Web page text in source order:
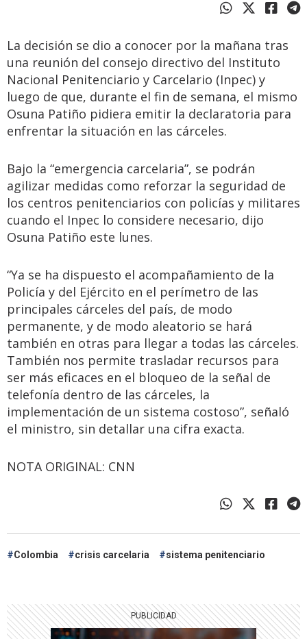
La decisión se dio a conocer por la mañana tras
una reunión del consejo directivo del Instituto
Nacional Penitenciario y Carcelario (Inpec) y
luego de que, durante el fin de semana, el mismo
Osuna Patiño pidiera emitir la declaratoria para
enfrentar la situación en las cárceles.
Bajo la “emergencia carcelaria”, se podrán
agilizar medidas como reforzar la seguridad de
los centros penitenciarios con policías y militares
cuando el Inpec lo considere necesario, dijo
Osuna Patiño este lunes.
“Ya se ha dispuesto el acompañamiento de la
Policía y del Ejército en el perímetro de las
principales cárceles del país, de modo
permanente, y de modo aleatorio se hará
también en otras para llegar a todas las cárceles.
También nos permite trasladar recursos para
ser más eficaces en el bloqueo de la señal de
telefonía dentro de las cárceles, la
implementación de un sistema costoso”, señaló
el ministro, sin detallar una cifra exacta.
NOTA ORIGINAL: CNN
Colombia crisis carcelaria sistema penitenciario